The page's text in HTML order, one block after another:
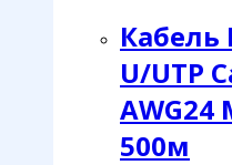
Кабель
U/UTP
AWG24
500м